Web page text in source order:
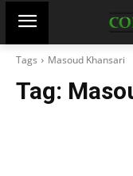
Tags Masoud Khansari
Tag: